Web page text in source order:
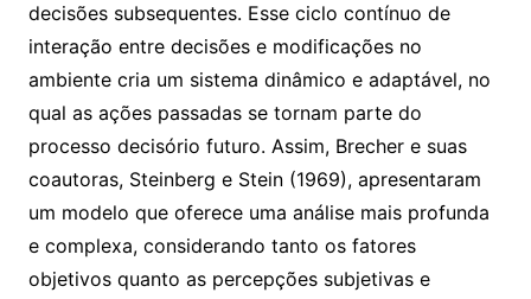
decisões subsequentes. Esse ciclo contínuo de
interação entre decisões e modificações no
ambiente cria um sistema dinâmico e adaptável, no
qual as ações passadas se tornam parte do
processo decisório futuro. Assim, Brecher e suas
coautoras, Steinberg e Stein (1969), apresentaram
um modelo que oferece uma análise mais profunda
e complexa, considerando tanto os fatores
objetivos quanto as percepções subjetivas e